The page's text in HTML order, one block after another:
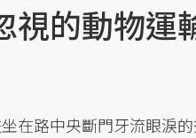
視的動物運
在路中央斷門牙流眼淚